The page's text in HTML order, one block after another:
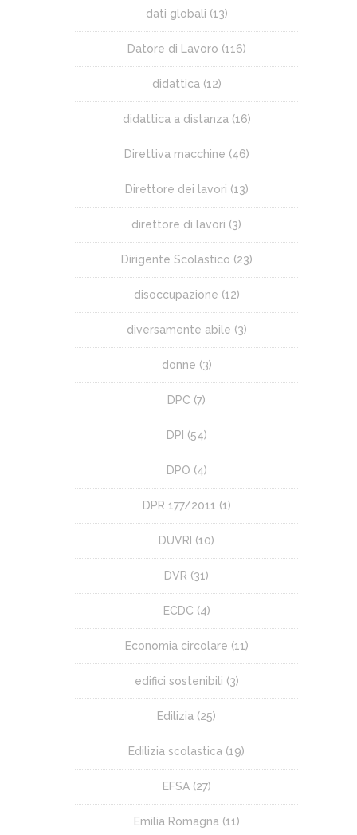
dati globali (13)
Datore di Lavoro (116)
didattica(12)
didattica a distanza(16)
Direttiva macchine (46)
Direttore dei lavori (13)
direttore di lavori (3)
Dirigente Scolastico (23)
disoccupazione (12)
diversamente abile (3)
donne (3)
DPC (7)
DPI (54)
DPO (4)
DPR 177/2011 (1)
DUVRI (10)
DVR (31)
ECDC (4)
Economia circolare (11)
edifici sostenibili (3)
Edilizia (25)
Edilizia scolastica (19)
EFSA(27)
Emilia Romagna(11)